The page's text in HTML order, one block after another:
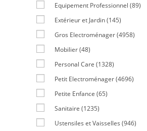
Equipement Professionnel (89)
Extérieur et Jardin(145)
Gros Electroménager(4958)
Mobilier(48)
Personal Care (1328)
Petit Electroménager(4696)
Petite Enfance (65)
Sanitaire (1235)
Ustensiles et Vaisselles (946)